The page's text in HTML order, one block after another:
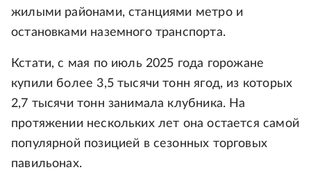
жилыми районами, станциями метро и
остановками наземного транспорта.
Кстати, с мая по июль 2025 года горожане
купили более 3,5 тысячи тонн ягод, из которых
2,7 тысячи тонн занимала клубника. На
протяжении нескольких лет она остается самой
популярной позицией в сезонных торговых
павильонах.